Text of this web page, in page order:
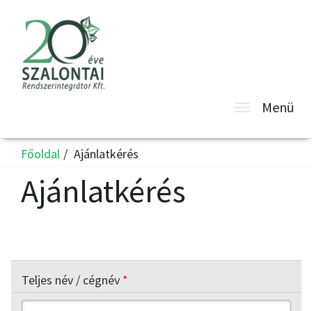
Toggle
Menü
Főoldal Ajánlatkérés
Ajánlatkérés
Teljes név / cégnév*